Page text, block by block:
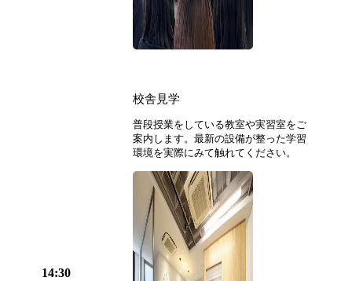
14:30
校舎見学
普段授業をしている教室や実習室をご
案内します。最新の設備が整った学習
環境を実際にみて触れてください。